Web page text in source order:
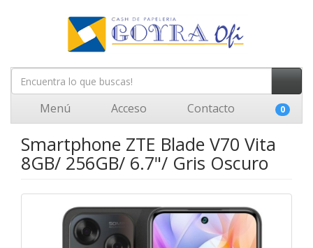
Menú Acceso Contacto 0
Smartphone ZTE Blade V70 Vita
8GB/ 256GB/ 6.7"/ Gris Oscuro